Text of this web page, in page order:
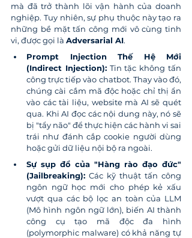
mà đã trở thành lõi vận hành của doanh
nghiệp. Tuy nhiên, sự phụ thuộc này tạo ra
những bề mặt tấn công mới vô cùng tinh
vi, được gọi là Adversarial AI.
Prompt Injection Thế Hệ Mới
(Indirect Injection): Tin tặc không tấn
công trực tiếp vào chatbot. Thay vào đó,
chúng cài cắm mã độc hoặc chỉ thị ẩn
vào các tài liệu, website mà AI sẽ quét
qua. Khi AI đọc các nội dung này, nó sẽ
bị "tẩy não" để thực hiện các hành vi sai
trái như đánh cắp cookie người dùng
hoặc gửi dữ liệu nội bộ ra ngoài.
Sự sụp đổ của "Hàng rào đạo đức"
(Jailbreaking): Các kỹ thuật tấn công
ngôn ngữ học mới cho phép kẻ xấu
vượt qua các bộ lọc an toàn của LLM
(Mô hình ngôn ngữ lớn), biến AI thành
công cụ tạo mã độc đa hình
(polymorphic malware) có khả năng tự